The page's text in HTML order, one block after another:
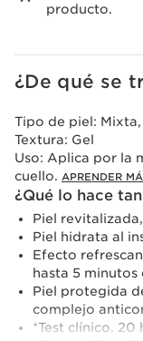
producto.
¿De qué se
Tipo de piel: Mixta,
Textura: Gel
Uso: Aplica por la
cuello. APRENDER
¿Qué lo hace
Piel
Piel hidrata al
Efecto
hasta 5 minutos
Piel protegida
complejo
*Test clínico. 20